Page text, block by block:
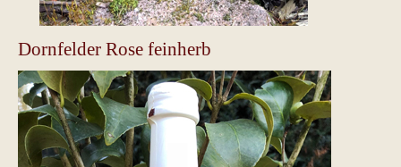
Dornfelder Rose feinherb